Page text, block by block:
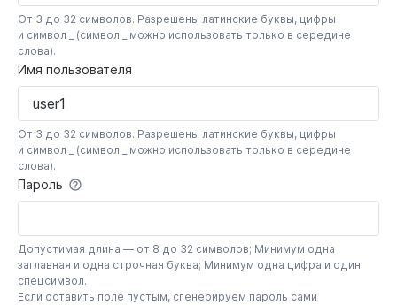
От 3 до 32 символов. Разрешены латинские буквы, цифры
и символ _ (символ _ можно использовать только в середине
слова).
Имя пользователя
От 3 до 32 символов. Разрешены латинские буквы, цифры
и символ _ (символ _ можно использовать только в середине
слова).
Пароль
Допустимая длина — от 8 до 32 символов; Минимум одна
заглавная и одна строчная буква; Минимум одна цифра и один
спецсимвол.
Если оставить поле пустым, сгенерируем пароль сами